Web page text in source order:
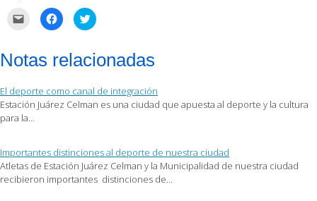
correo
electrónico
amigo
(Se
abre
en
Haz
clic
Facebook
(Se
una
ventana
nueva)
Haz
clic
en
Twitter
(Se
una
ventana
nueva)
Notas relacionadas
El deporte como canal de integración
Estación Juárez Celman es una ciudad que apuesta al deporte y la cultura
para la…
Importantes distinciones al deporte de nuestra ciudad
Atletas de Estación Juárez Celman y la Municipalidad de nuestra ciudad
recibieron importantes distinciones de…